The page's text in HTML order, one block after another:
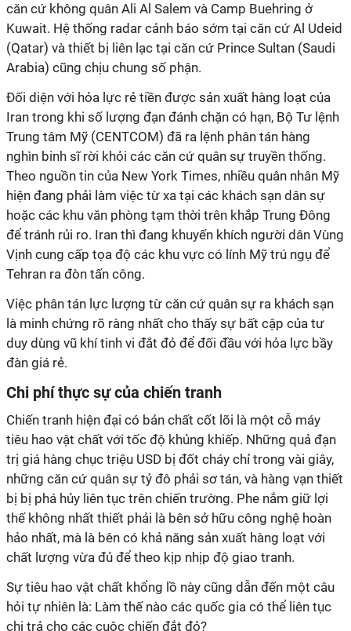
căn cứ không quân Ali Al Salem và Camp Buehring ở
Kuwait. Hệ thống radar cảnh báo sớm tại căn cứ Al Udeid
(Qatar) và thiết bị liên lạc tại căn cứ Prince Sultan (Saudi
Arabia) cũng chịu chung số phận.
Đối diện với hỏa lực rẻ tiền được sản xuất hàng loạt của
Iran trong khi số lượng đạn đánh chặn có hạn, Bộ Tư lệnh
Trung tâm Mỹ (CENTCOM) đã ra lệnh phân tán hàng
nghìn binh sĩ rời khỏi các căn cứ quân sự truyền thống.
Theo nguồn tin của New York Times, nhiều quân nhân Mỹ
hiện đang phải làm việc từ xa tại các khách sạn dân sự
hoặc các khu văn phòng tạm thời trên khắp Trung Đông
để tránh rủi ro. Iran thì đang khuyến khích người dân Vùng
Vịnh cung cấp tọa độ các khu vực có lính Mỹ trú ngụ để
Tehran ra đòn tấn công.
Việc phân tán lực lượng từ căn cứ quân sự ra khách sạn
là minh chứng rõ ràng nhất cho thấy sự bất cập của tư
duy dùng vũ khí tinh vi đắt đỏ để đối đầu với hỏa lực bầy
đàn giá rẻ.
Chi phí thực sự của chiến tranh
Chiến tranh hiện đại có bản chất cốt lõi là một cỗ máy
tiêu hao vật chất với tốc độ khủng khiếp. Những quả đạn
trị giá hàng chục triệu USD bị đốt cháy chỉ trong vài giây,
những căn cứ quân sự tỷ đô phải sơ tán, và hàng vạn thiết
bị bị phá hủy liên tục trên chiến trường. Phe nắm giữ lợi
thế không nhất thiết phải là bên sở hữu công nghệ hoàn
hảo nhất, mà là bên có khả năng sản xuất hàng loạt với
chất lượng vừa đủ để theo kịp nhịp độ giao tranh.
Sự tiêu hao vật chất khổng lồ này cũng dẫn đến một câu
hỏi tự nhiên là: Làm thế nào các quốc gia có thể liên tục
chi trả cho các cuộc chiến đắt đỏ?